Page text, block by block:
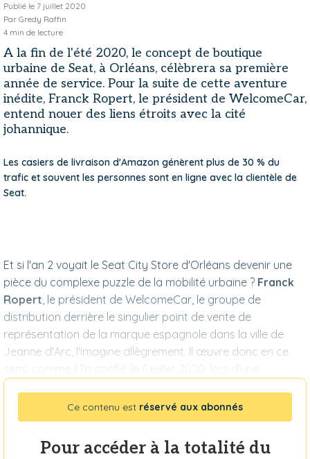
Publié le 7 juillet 2020
Par Gredy Raffin
4 min de lecture
A la fin de l'été 2020, le concept de boutique
urbaine de Seat, à Orléans, célèbrera sa première
année de service. Pour la suite de cette aventure
inédite, Franck Ropert, le président de WelcomeCar,
entend nouer des liens étroits avec la cité
johannique.
Les casiers de livraison d'Amazon génèrent plus de 30 % du
trafic et souvent les personnes sont en ligne avec la clientèle de
Seat.
Et si l'an 2 voyait le Seat City Store d'Orléans devenir une
pièce du complexe puzzle de la mobilité urbaine ? Franck
Ropert, le président de WelcomeCar, le groupe de
distribution derrière le singulier point de vente de
représentation de la marque espagnole dans la ville de
Jeanne d'Arc, l'imagine allègrement. Il œuvre donc en ce
sens, comme il l'a confié, le 6 juillet 2020, lors d'une
Ce contenu est réservé aux abonnés
Pour accéder à la totalité du